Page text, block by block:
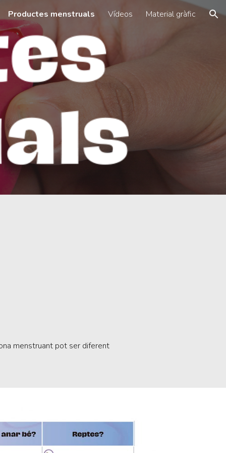
Productes menstruals Vídeos Material gràfic
menstruant pot ser diferent